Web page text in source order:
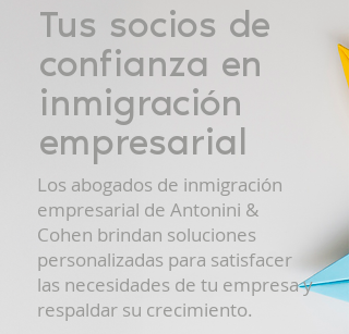
Tus socios de
confianza en
inmigración
empresarial
Los abogados de inmigración
empresarial de Antonini &
Cohen brindan soluciones
personalizadas para satisfacer
las necesidades de tu empresa y
respaldar su crecimiento.